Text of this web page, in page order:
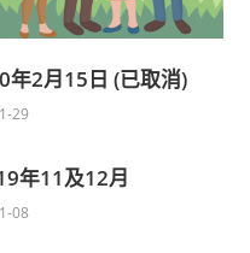
年2月15日 (已取消)
29
年11及12月
08